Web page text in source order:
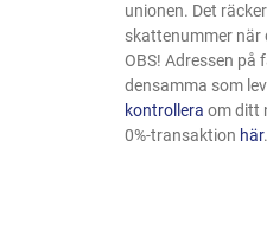
unionen. Det
skattenummer när
OBS! Adressen på
densamma som
kontrollera om ditt
0%-transaktion här.